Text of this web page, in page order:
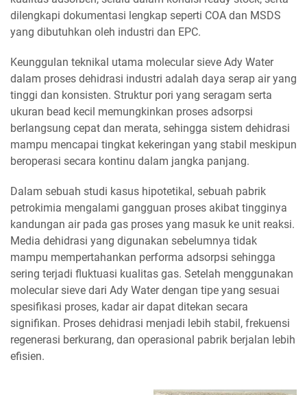
dilengkapi dokumentasi lengkap seperti COA dan MSDS
yang dibutuhkan oleh industri dan EPC.
Keunggulan teknikal utama molecular sieve Ady Water
dalam proses dehidrasi industri adalah daya serap air yang
tinggi dan konsisten. Struktur pori yang seragam serta
ukuran bead kecil memungkinkan proses adsorpsi
berlangsung cepat dan merata, sehingga sistem dehidrasi
mampu mencapai tingkat kekeringan yang stabil meskipun
beroperasi secara kontinu dalam jangka panjang.
Dalam sebuah studi kasus hipotetikal, sebuah pabrik
petrokimia mengalami gangguan proses akibat tingginya
kandungan air pada gas proses yang masuk ke unit reaksi.
Media dehidrasi yang digunakan sebelumnya tidak
mampu mempertahankan performa adsorpsi sehingga
sering terjadi fluktuasi kualitas gas. Setelah menggunakan
molecular sieve dari Ady Water dengan tipe yang sesuai
spesifikasi proses, kadar air dapat ditekan secara
signifikan. Proses dehidrasi menjadi lebih stabil, frekuensi
regenerasi berkurang, dan operasional pabrik berjalan lebih
efisien.